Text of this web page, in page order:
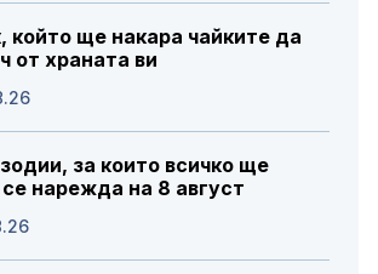
който ще накара чайките да
от храната ви
за които всичко ще
нарежда на 8 август